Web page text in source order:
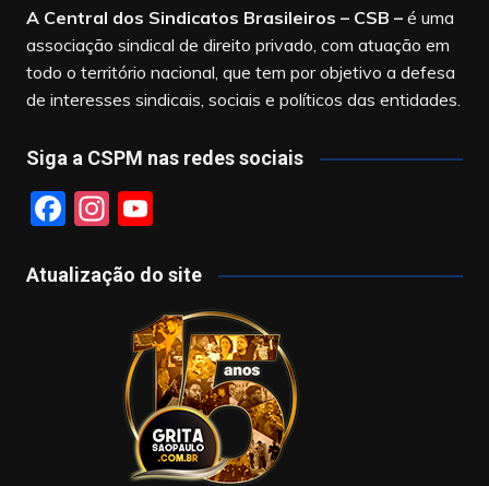
A Central dos Sindicatos Brasileiros – CSB –é uma
associação sindical de direito privado, com atuação em
todo o território nacional, que tem por objetivo a defesa
de interesses sindicais, sociais e políticos das entidades.
Siga a CSPM nas redes sociais
F
c
In
a
m
Y
u
T
u
b
e
Atualização do site